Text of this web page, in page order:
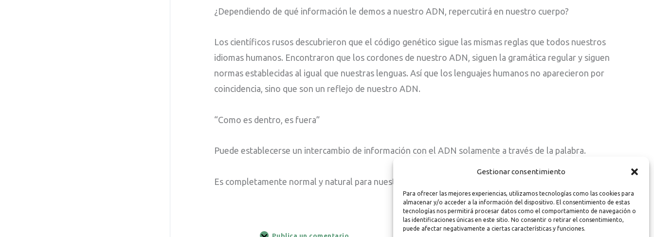
Gestionar consentimiento
Para ofrecer las mejores experiencias, utilizamos tecnologías como las cookies para
almacenar y/o acceder a la información del dispositivo. El consentimiento de estas
tecnologías nos permitirá procesar datos como el comportamiento de navegación o
las identificaciones únicas en este sitio. No consentir o retirar el consentimiento,
puede afectar negativamente a ciertas características y funciones.
¿Dependiendo de qué información le demos a nuestro ADN, repercutirá en nuestro cuerpo?
Los científicos rusos descubrieron que el código genético sigue las mismas reglas que todos nuestros
idiomas humanos. Encontraron que los cordones de nuestro ADN, siguen la gramática regular y siguen
normas establecidas al igual que nuestras lenguas. Así que los lenguajes humanos no aparecieron por
coincidencia, sino que son un reflejo de nuestro ADN.
“Como es dentro, es fuera”
Puede establecerse un intercambio de información con el ADN solamente a través de la palabra.
Es completamente normal y natural para nuestro ADN reaccionar al lenguaje.
Publica un comentario